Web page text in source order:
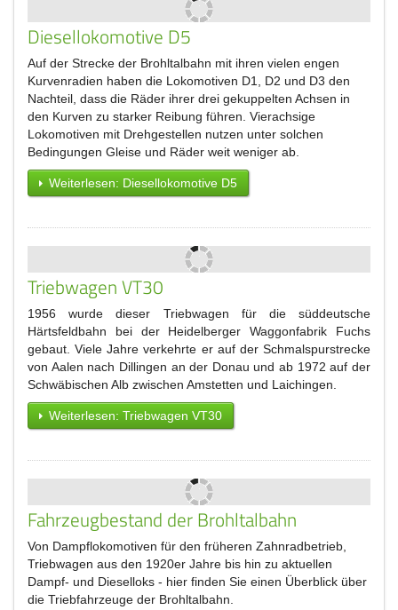
Diesellokomotive D5
Auf der Strecke der Brohltalbahn mit ihren vielen engen
Kurvenradien haben die Lokomotiven D1, D2 und D3 den
Nachteil, dass die Räder ihrer drei gekuppelten Achsen in
den Kurven zu starker Reibung führen. Vierachsige
Lokomotiven mit Drehgestellen nutzen unter solchen
Bedingungen Gleise und Räder weit weniger ab.
Weiterlesen: Diesellokomotive D5
Triebwagen VT30
1956 wurde dieser Triebwagen für die süddeutsche
Härtsfeldbahn bei der Heidelberger Waggonfabrik Fuchs
gebaut. Viele Jahre verkehrte er auf der Schmalspurstrecke
von Aalen nach Dillingen an der Donau und ab 1972 auf der
Schwäbischen Alb zwischen Amstetten und Laichingen.
Weiterlesen: Triebwagen VT30
Fahrzeugbestand der Brohltalbahn
Von Dampflokomotiven für den früheren Zahnradbetrieb,
Triebwagen aus den 1920er Jahre bis hin zu aktuellen
Dampf- und Dieselloks - hier finden Sie einen Überblick über
die Triebfahrzeuge der Brohltalbahn.